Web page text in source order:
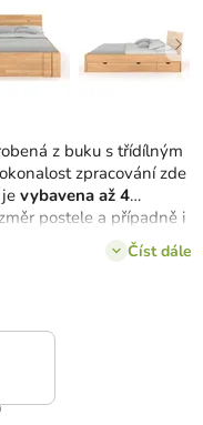
z buku s třídílným
zpracování zde
vybavena až 4
postele a případně i
Číst dále